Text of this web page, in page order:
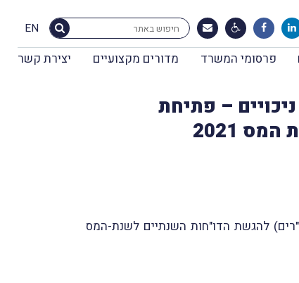
EN
פרסומי המשרד מדורים מקצועיים יצירת קשר
| דיווח שנתי על ניכויים – פתיחת
2021
להגשת הדו"חות השנתיים לשנת-המס